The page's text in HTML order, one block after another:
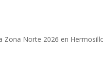
Zona Norte 2026 en